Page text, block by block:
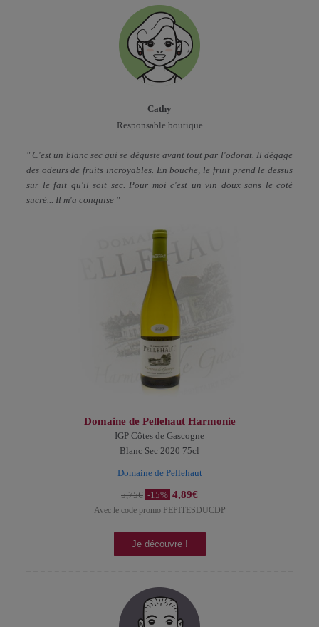
Cathy
Responsable boutique
" C'est un blanc sec qui se déguste avant tout par l'odorat. Il dégage
des odeurs de fruits incroyables. En bouche, le fruit prend le dessus
sur le fait qu'il soit sec. Pour moi c'est un vin doux sans le coté
sucré... Il m'a conquise "
Domaine de Pellehaut Harmonie
IGP Côtes de Gascogne
Blanc Sec 2020 75cl
Domaine de Pellehaut
5,75€ -15% 4,89€
Avec le code promo PEPITESDUCDP
Je découvre !